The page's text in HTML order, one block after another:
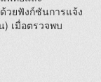
วยฟังก์ชันการแจ้ง
) เมื่อตรวจพบ